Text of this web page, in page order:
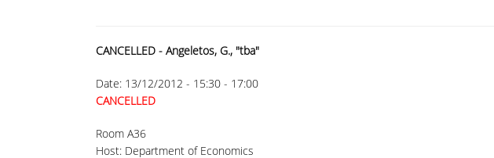
CANCELLED - Angeletos, G., "tba"
Date: 13/12/2012 - 15:30 - 17:00
CANCELLED
Room A36
Host: Department of Economics